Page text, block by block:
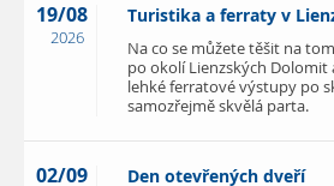
19/08
2026
Turistika a ferraty v
Na co se můžete těšit na
po okolí Lienzských Dolomit
lehké ferratové výstupy po
samozřejmě skvělá parta.
02/09 Den otevřených dveří